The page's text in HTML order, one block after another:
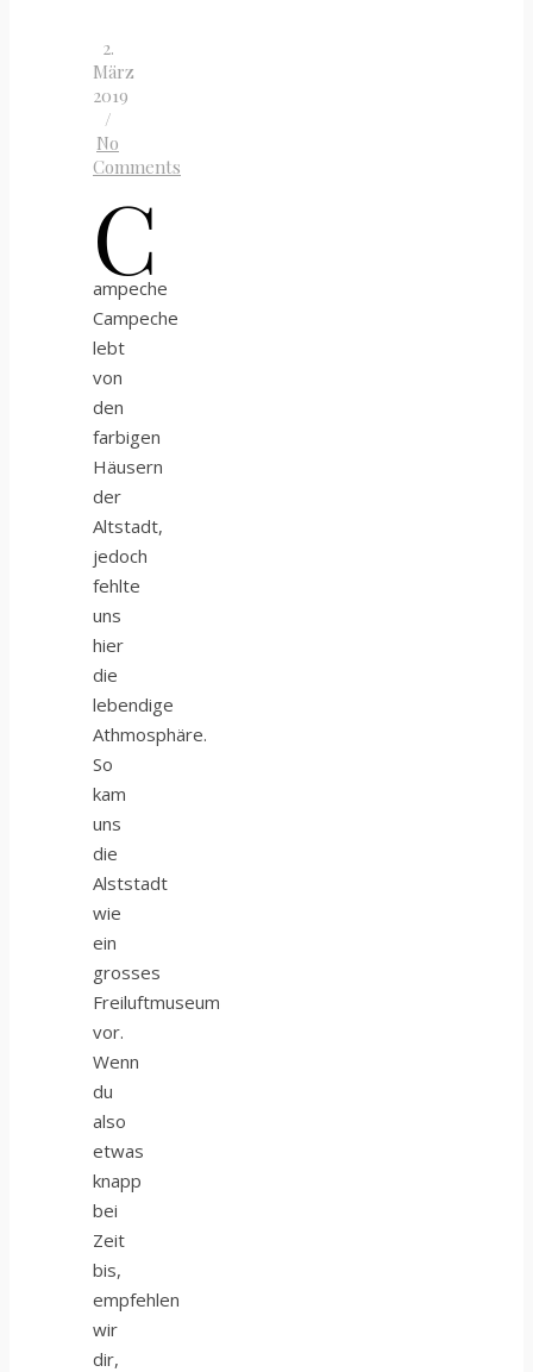
2.
März
2019
/
No
Comments
C
ampeche
Campeche
lebt
von
den
farbigen
Häusern
der
Altstadt,
jedoch
fehlte
uns
hier
die
lebendige
Athmosphäre.
So
kam
uns
die
Alststadt
wie
ein
grosses
Freiluftmuseum
vor.
Wenn
du
also
etwas
knapp
bei
Zeit
bis,
empfehlen
wir
dir,